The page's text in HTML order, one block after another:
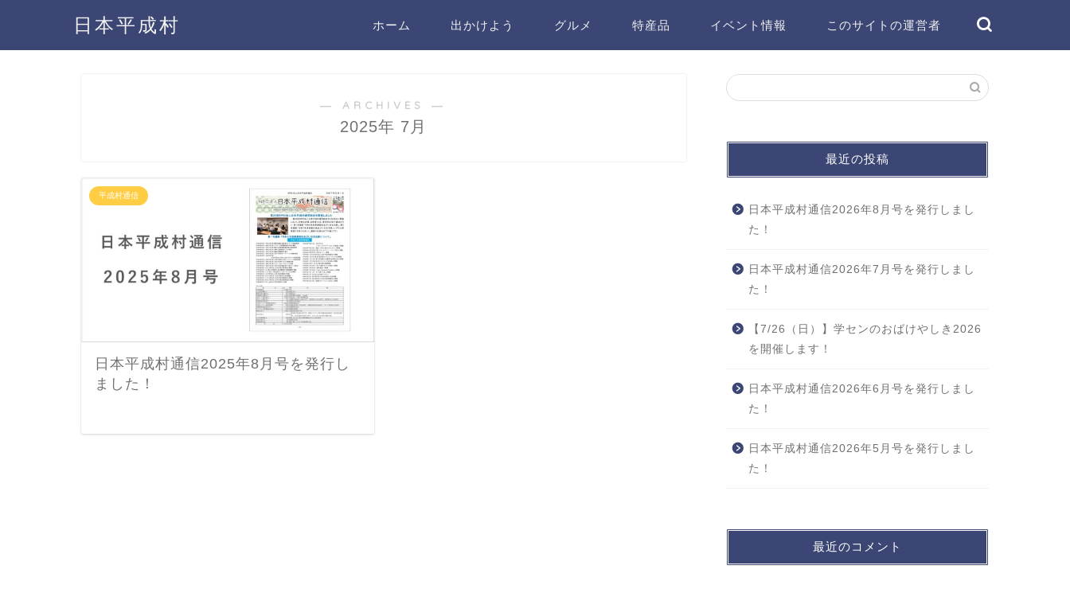
日本平成村 ホーム 出かけよう グルメ 特産品 イベント情報 このサイトの運営者
― ARCHIVES ―
2025年 7月
平成村通信
日本平成村通信2025年8月号を発行し
ました！
最近の投稿
日本平成村通信2026年8月号を発行しまし
た！
日本平成村通信2026年7月号を発行しまし
た！
【7/26（日）】学センのおばけやしき2026
を開催します！
日本平成村通信2026年6月号を発行しまし
た！
日本平成村通信2026年5月号を発行しまし
た！
最近のコメント